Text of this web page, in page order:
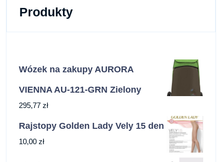
Produkty
Wózek na zakupy AURORA
VIENNA AU-121-GRN Zielony
295,77 zł
Rajstopy Golden Lady Vely 15 den
10,00 zł